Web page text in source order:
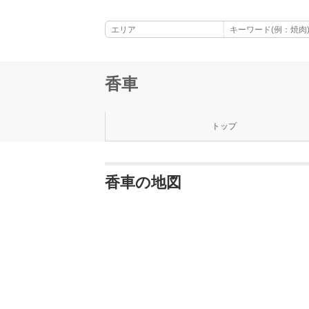
香車
トップ
香車の地図